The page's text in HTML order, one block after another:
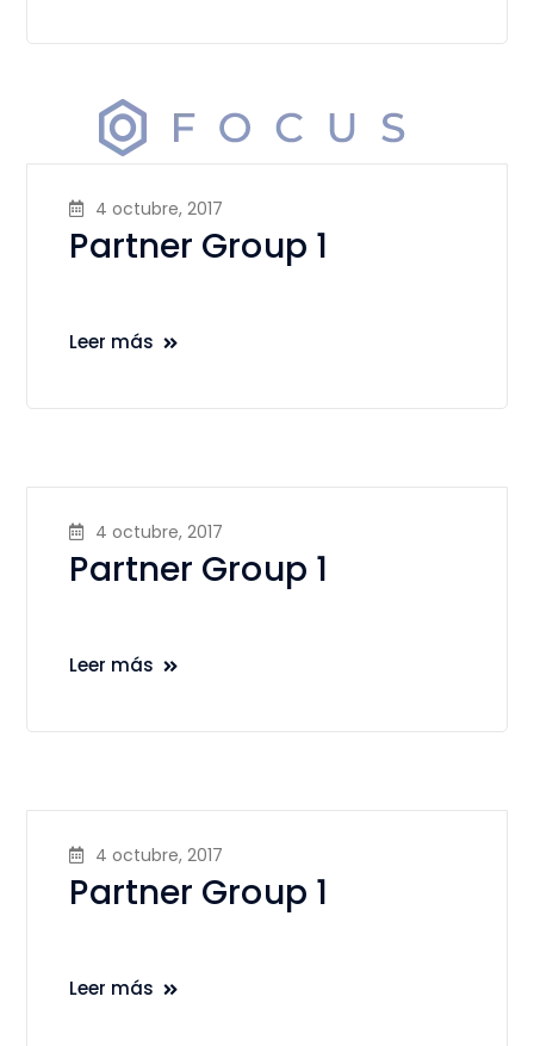
4 octubre, 2017
Partner Group 1
Leer más
4 octubre, 2017
Partner Group 1
Leer más
4 octubre, 2017
Partner Group 1
Leer más